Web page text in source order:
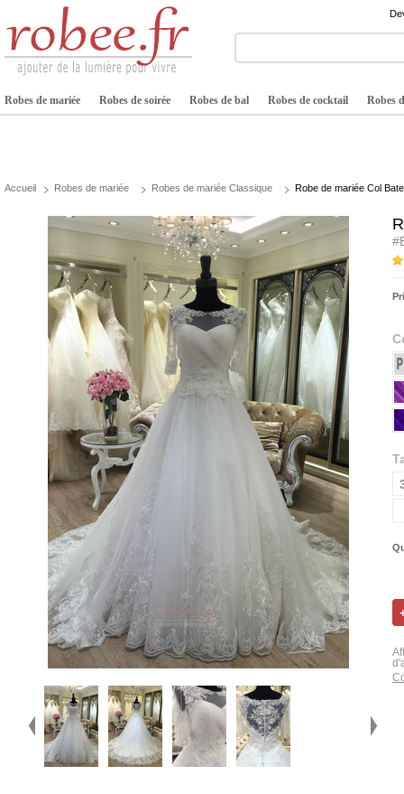
Robes de mariée Robes de soirée Robes de bal Robes de cocktail Robes
Accueil Robes de mariée Robes de mariée Classique Robe de mariée Col